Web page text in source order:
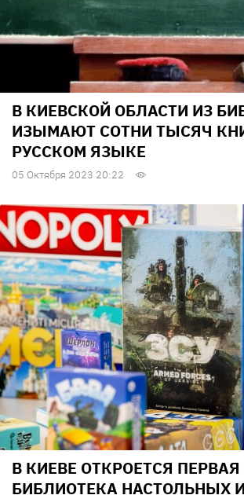
В КИЕВСКОЙ ОБЛАСТИ ИЗ
ИЗЫМАЮТ СОТНИ ТЫСЯЧ
РУССКОМ ЯЗЫКЕ
05 Октября 2023 20:22
В КИЕВЕ ОТКРОЕТСЯ
БИБЛИОТЕКА НАСТОЛЬНЫХ